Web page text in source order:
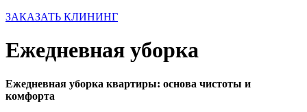
ЗАКАЗАТЬ КЛИНИНГ
Ежедневная уборка
Ежедневная уборка квартиры: основа чистоты и
комфорта